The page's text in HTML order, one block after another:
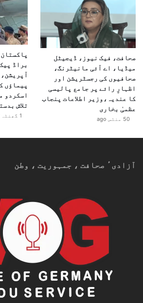
صحافت، فیک نیوز، ڈیجیٹل
میڈیا، اے آئی مانیٹرنگ،
صحافیوں کی رجسٹریشن اور
اظہارِ رائے پر جامع پالیسی
کا عندیہ،وزیر اطلاعات پنجاب
عظمیٰ بخاری
50 منٹس ago
براڈ
پیماؤں
اسکردو
تلاش
1 گھنٹہ ago
آزادیٴ صحافت ، جمہوریت ، وطن